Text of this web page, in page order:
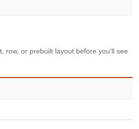
row, or prebuilt layout before you'll see